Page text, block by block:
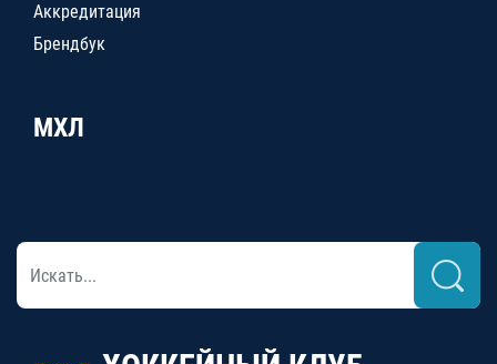
Аккредитация
Брендбук
МХЛ